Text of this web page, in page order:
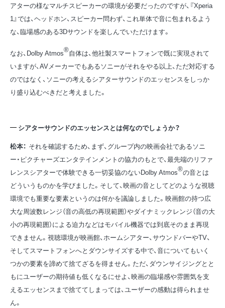
アターの様なマルチスピーカーの環境が必要だったのですが、『Xperia
1』では、ヘッドホン、スピーカー問わず、これ単体で音に包まれるよう
な、臨場感のある3Dサウンドを楽しんでいただけます。
なお、Dolby Atmos®自体は、他社製スマートフォンで既に実現されて
いますが、AVメーカーでもあるソニーがそれをやる以上、ただ対応する
のではなく、ソニーの考えるシアターサウンドのエッセンスをしっか
り盛り込むべきだと考えました。
シアターサウンドのエッセンスとは何なのでしょうか？
松本： それを確認するため、まず、グループ内の映画会社であるソニ
ー・ピクチャーズエンタテインメントの協力のもとで、最先端のリファ
レンスシアターで体験できる一切妥協のないDolby Atmos®の音とは
どういうものかを学びました。そして、映画の音としてどのような視聴
環境でも重要な要素というのは何かを議論しました。映画館の持つ広
大な周波数レンジ（音の高低の再現範囲）やダイナミックレンジ（音の大
小の再現範囲）による迫力などはモバイル機器では到底そのまま再現
できません。視聴環境が映画館、ホームシアター、サウンドバーやTV、
そしてスマートフォンへとダウンサイズする中で、音についてもいく
つかの要素を諦めて捨てざるを得ません。ただ、ダウンサイジングとと
もにユーザーの期待値も低くなるにせよ、映画の臨場感や雰囲気を支
えるエッセンスまで捨ててしまっては、ユーザーの感動は得られませ
ん。